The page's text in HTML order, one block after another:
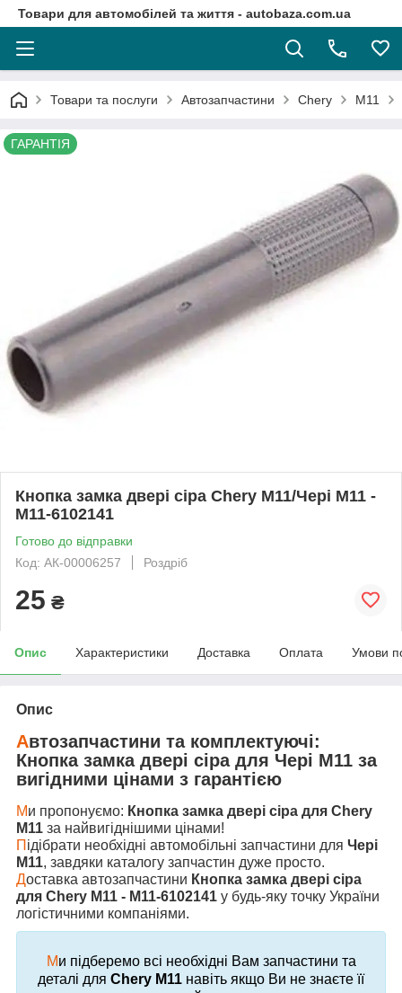
Товари для автомобілей та життя - autobaza.com.ua
Товари та послуги Автозапчастини Chery M11
ГАРАНТІЯ
Кнопка замка двері сіра Chery M11/Чері M11 -
M11-6102141
Готово до відправки
Код: АК-00006257
Роздріб
25 ₴
Опис Характеристики Доставка Оплата Умови
Опис
Автозапчастини та комплектуючі:
Кнопка замка двері сірадля Чері M11 за
вигідними цінами з гарантією
Ми пропонуємо: Кнопка замка двері сіра для Chery
M11 за найвигіднішими цінами!
П ідібрати необхідні автомобільні запчастини для Чері
M11, завдяки каталогу запчастин дуже просто.
Доставка автозапчастини Кнопка замка двері сіра
для Chery M11 - M11-6102141 у будь-яку точку України
логістичними компаніями.
Ми підберемо всі необхідні Вам запчастини та
деталі для Chery M11 навіть якщо Ви не знаєте її